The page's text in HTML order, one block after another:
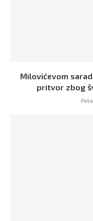
Milovićevom
pritvor zbog